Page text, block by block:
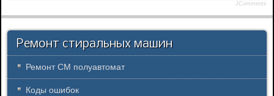
JComments
Ремонт стиральных машин
Ремонт СМ полуавтомат
Коды ошибок